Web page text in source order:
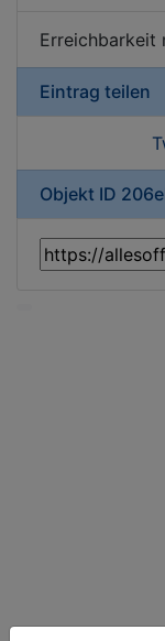
Erreichbarkeit
Eintrag teilen
Objekt ID